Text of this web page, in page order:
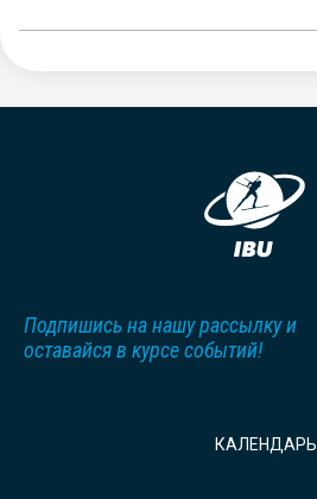
Подпишись на нашу рассылку и
оставайся в курсе событий!
КАЛЕНДАРЬ